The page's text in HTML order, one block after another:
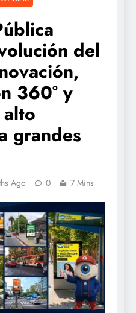
del
360° y
grandes
Ago 0 7 Mins